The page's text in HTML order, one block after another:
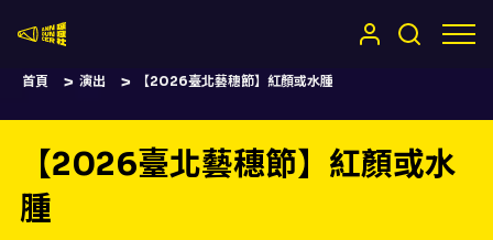
首頁 演出 【2026臺北藝穗節】紅顏或水腫
【2026臺北藝穗節】紅顏或水
腫